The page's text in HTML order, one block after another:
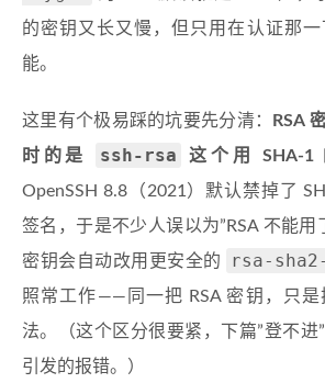
的密钥又长又慢，但只用在认证那
能。
这里有个极易踩的坑要先分清：
RSA
时的是
ssh-rsa
这个用 SHA-1
OpenSSH 8.8（2021）默认禁掉了
签名，于是不少人误以为”RSA 不能用
密钥会自动改用更安全的
rsa-
照常工作——同一把 RSA 密钥，只
法。（这个区分很要紧，下篇”登不进
引发的报错。）